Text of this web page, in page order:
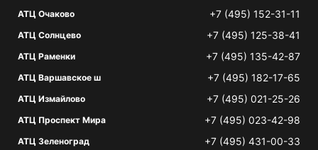
АТЦ Очаково +7 (495) 152-31-11
АТЦ Солнцево +7 (495) 125-38-41
АТЦ Раменки +7 (495) 135-42-87
АТЦ Варшавское ш +7 (495) 182-17-65
АТЦ Измайлово +7 (495) 021-25-26
АТЦ Проспект Мира +7 (495) 023-42-98
АТЦ Зеленоград +7 (495) 431-00-33